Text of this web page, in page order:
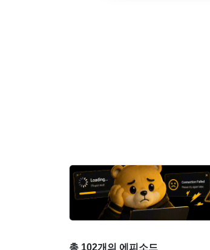
총 102개의 에피소드